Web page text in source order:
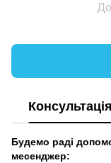
Консультація
Будемо раді
месенджер: